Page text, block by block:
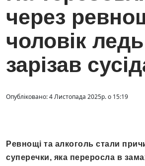
через
чоловік
зарізав
Опубліковано: 4 Листопада 2025р. о 15:19
Ревнощі та алкоголь стали
суперечки, яка переросла в